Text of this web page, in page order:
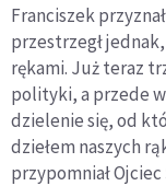
Franciszek
przestrzegł
rękami. Już teraz
polityki, a przede
dzielenie się, od
dziełem naszych
przypomniał Ojciec